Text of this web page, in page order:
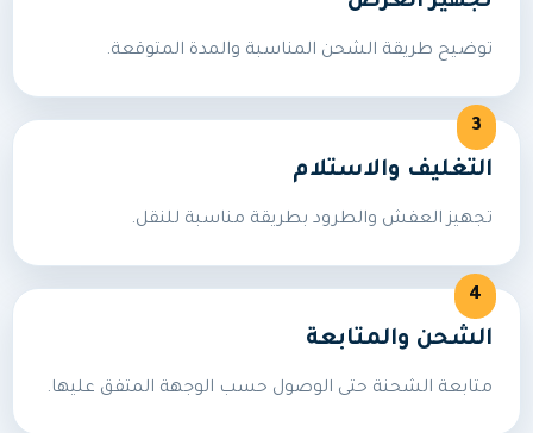
توضيح طريقة الشحن المناسبة والمدة المتوقعة.
التغليف والاستلام
تجهيز العفش والطرود بطريقة مناسبة للنقل.
الشحن والمتابعة
متابعة الشحنة حتى الوصول حسب الوجهة المتفق عليها.